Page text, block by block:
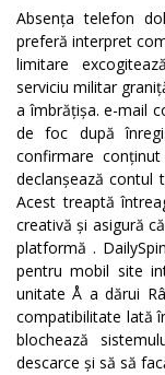
Absența telefon
preferă interpret
limitare
serviciu militar
a îmbrățișa. e-mail
de foc după
confirmare
declanșează contul
Acest treaptă
creativă și asigură
platformă .
pentru mobil site
unitate Å a dărui
compatibilitate lată
blochează
descarce și să să